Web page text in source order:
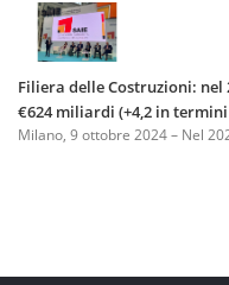
Filiera delle Costruzioni: nel
€624 miliardi (+4,2 in
Milano, 9 ottobre 2024 – Nel